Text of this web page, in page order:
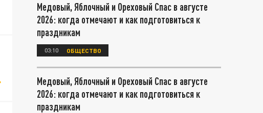
Медовый, Яблочный и Ореховый Спас в августе
2026: когда отмечают и как подготовиться к
праздникам
03:10 ОБЩЕСТВО
Медовый, Яблочный и Ореховый Спас в августе
2026: когда отмечают и как подготовиться к
праздникам